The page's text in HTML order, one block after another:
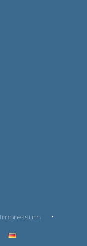
Impressum